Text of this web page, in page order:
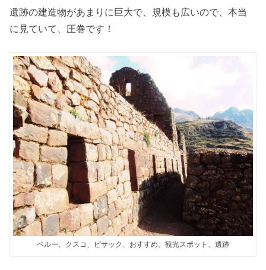
遺跡の建造物があまりに巨大で、規模も広いので、本当
に見ていて、圧巻です！
ペルー、クスコ、ピサック、おすすめ、観光スポット、遺跡